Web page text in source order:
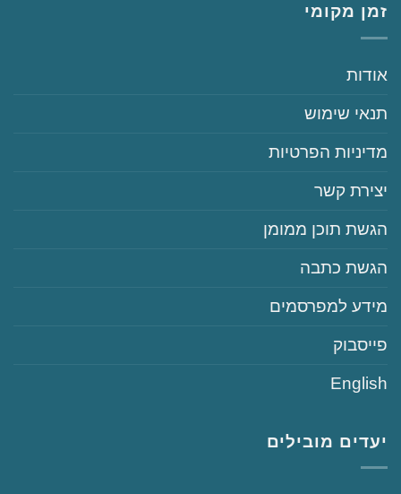
זמן מקומי
‏‏אודות
‏‏תנאי שימוש
‏‏מדיניות הפרטיות
‏יצירת קשר
‏הגשת תוכן ממומן
‏הגשת כתבה
‏‏מידע למפרסמים
‏פייסבוק
English
יעדים מובילים